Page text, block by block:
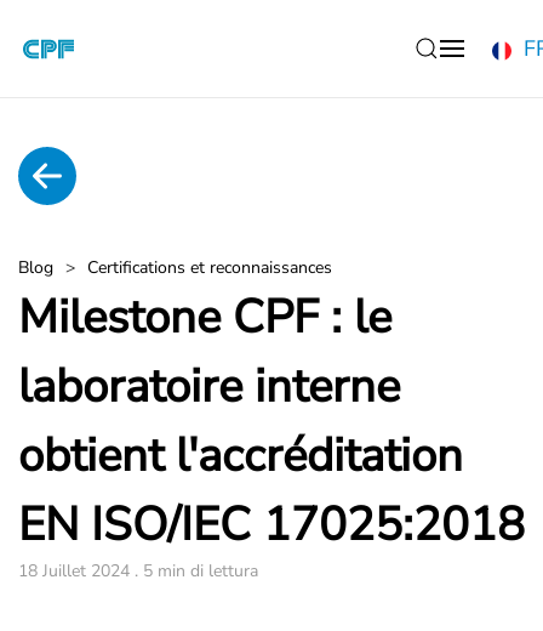
Blog Certifications et reconnaissances
Milestone CPF : le
laboratoire interne
obtient l'accréditation
EN ISO/IEC 17025:2018
18 Juillet 2024 . 5 min di lettura